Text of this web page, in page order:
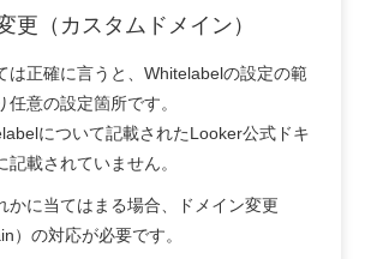
更（カスタムドメイン）
は正確に言うと、Whitelabelの設定の範
意の設定箇所です。
について記載されたLooker公式ドキ
記載されていません。
かに当てはまる場合、ドメイン変更
）の対応が必要です。